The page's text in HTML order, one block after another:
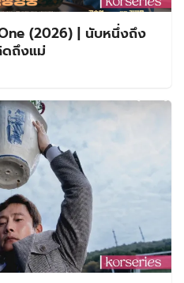
(2026) | นับหนึ่งถึง
ดถึงแม่